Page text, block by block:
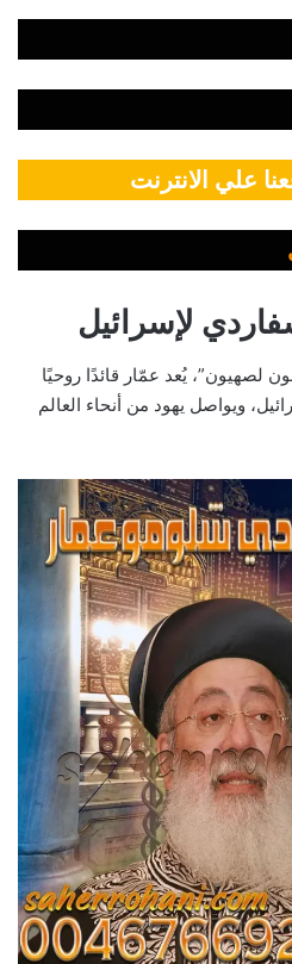
علي الانترنت
لإسرائيل
لصهيون”، يُعد عمّار قائدًا روحيًا
ويواصل يهود من أنحاء العالم